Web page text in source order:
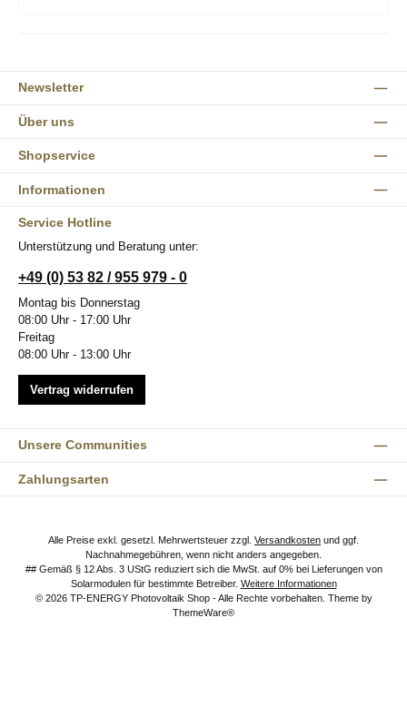
Newsletter
Über uns
Shopservice
Informationen
Service Hotline
Unterstützung und Beratung unter:
+49 (0) 53 82 / 955 979 - 0
Montag bis Donnerstag
08:00 Uhr - 17:00 Uhr
Freitag
08:00 Uhr - 13:00 Uhr
Vertrag widerrufen
Unsere Communities
Zahlungsarten
Alle Preise exkl. gesetzl. Mehrwertsteuer zzgl. Versandkosten und ggf.
Nachnahmegebühren, wenn nicht anders angegeben.
## Gemäß § 12 Abs. 3 UStG reduziert sich die MwSt. auf 0% bei Lieferungen von
Solarmodulen für bestimmte Betreiber. Weitere Informationen
© 2026 TP-ENERGY Photovoltaik Shop - Alle Rechte vorbehalten. Theme by
ThemeWare®